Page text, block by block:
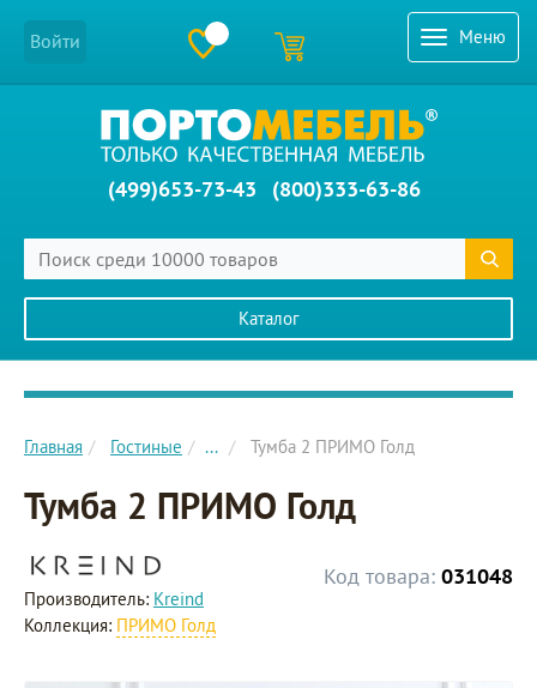
Меню
Войти
(499)653-73-43 (800)333-63-86
Каталог
Главное меню сайта
Главная Гостиные ... Тумба 2 ПРИМО Голд
Тумба 2 ПРИМО Голд
Код товара: 031048
Производитель: Kreind
Коллекция: ПРИМО Голд